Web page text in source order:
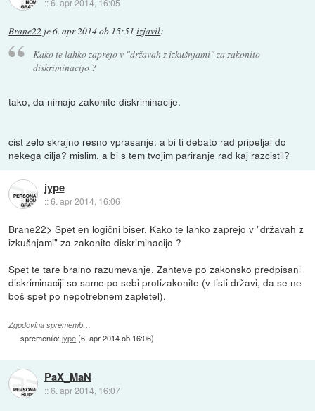
::6. apr 2014, 16:05
Brane22 je6. apr 2014 ob 15:51 izjavil:
Kako te lahko zaprejo v "državah z izkušnjami" za zakonito
diskriminacijo ?
tako, da nimajo zakonite diskriminacije.
cist zelo skrajno resno vprasanje: a bi ti debato rad pripeljal do
nekega cilja? mislim, a bi s tem tvojim pariranje rad kaj razcistil?
jype
::6. apr 2014, 16:06
Brane22> Spet en logični biser. Kako te lahko zaprejo v "državah z
izkušnjami" za zakonito diskriminacijo ?
Spet te tare bralno razumevanje. Zahteve po zakonsko predpisani
diskriminaciji so same po sebi protizakonite (v tisti državi, da se ne
boš spet po nepotrebnem zapletel).
Zgodovina sprememb…
spremenilo:jype(6. apr 2014 ob 16:06)
PaX_MaN
::6. apr 2014, 16:07